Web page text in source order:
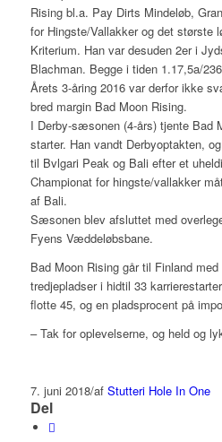
Rising bl.a. Pay Dirts Mindeløb,
for Hingste/Vallakker og det største
Kriterium. Han var desuden 2er i
Blachman. Begge i tiden 1.17,5a/
Årets 3-åring 2016 var derfor ikke
bred margin Bad Moon Rising.
I Derby-sæsonen (4-års) tjente Bad
starter. Han vandt Derbyoptakten,
til Bvlgari Peak og Bali efter et
Championat for hingste/vallakker
af Bali.
Sæsonen blev afsluttet med
Fyens Væddeløbsbane.
Bad Moon Rising går til Finland
tredjepladser i hidtil 33
flotte 45, og en pladsprocent på
– Tak for oplevelserne, og held og
7. juni 2018/af Stutteri Hole In One
Del